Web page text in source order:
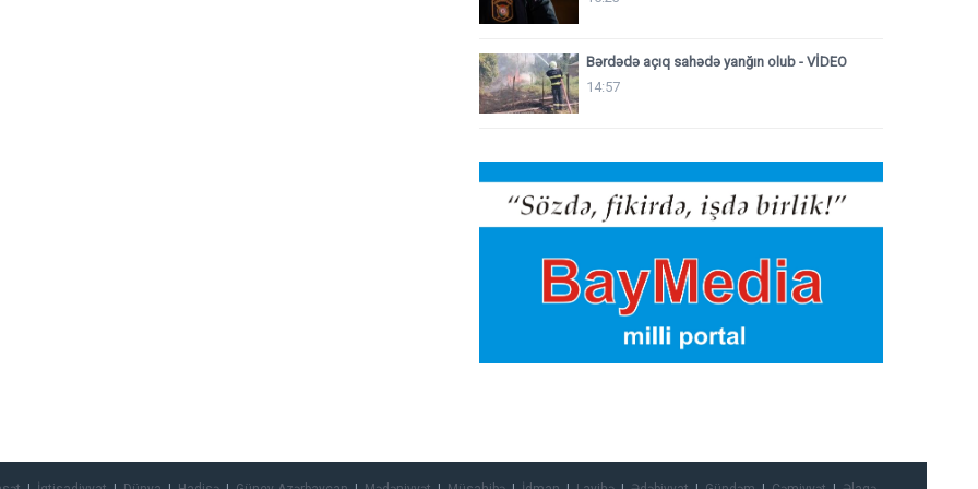
Bərdədə açıq sahədə yanğın olub - VİDEO
14:57